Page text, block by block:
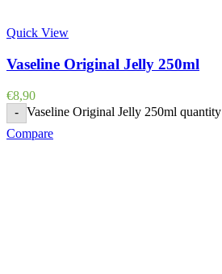
Quick View
Vaseline Original Jelly 250ml
€8,90
- Vaseline Original Jelly 250ml quantity
Compare